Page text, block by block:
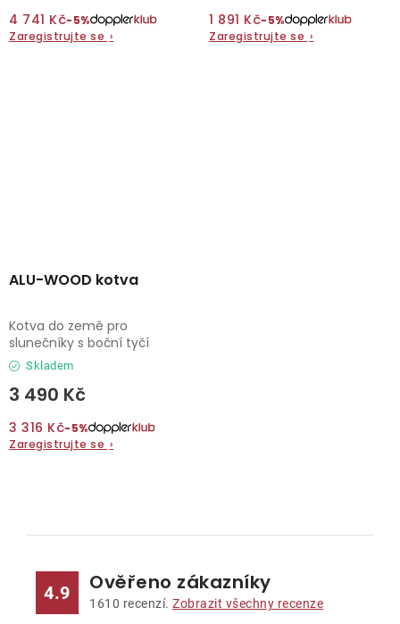
4 741 Kč−5%
Zaregistrujte se ›
1 891 Kč−5%
Zaregistrujte se ›
ALU-WOOD kotva
Skladem
3 490 Kč
3 316 Kč−5%
Zaregistrujte se ›
Kotva do země pro
slunečníky s boční tyčí
4.9 Ověřeno zákazníky
1610 recenzí. Zobrazit všechny recenze